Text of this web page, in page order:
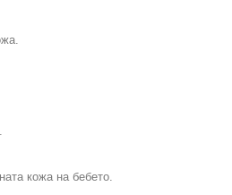
кожа на бебето.